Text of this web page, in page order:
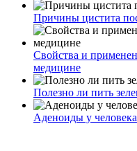
Причины цистита
Свойства и
медицине
Полезно ли пить
Аденоиды у